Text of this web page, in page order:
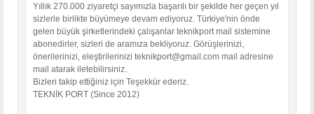
Yıllık 270.000 ziyaretçi sayımızla başarılı bir şekilde her geçen yıl
sizlerle birlikte büyümeye devam ediyoruz. Türkiye'nin önde
gelen büyük şirketlerindeki çalışanlar teknikport mail sistemine
abonedirler, sizleri de aramıza bekliyoruz. Görüşlerinizi,
önerilerinizi, eleştirilerinizi teknikport@gmail.com mail adresine
mail atarak iletebilirsiniz.
Bizleri takip ettiğiniz için Teşekkür ederiz.
TEKNİK PORT (Since 2012)